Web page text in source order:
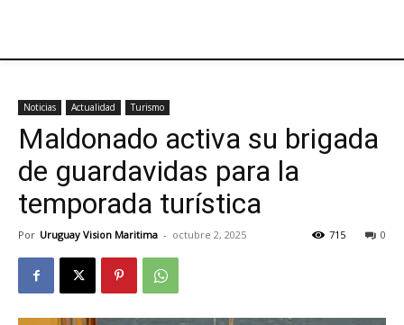
Noticias Actualidad Turismo
Maldonado activa su brigada
de guardavidas para la
temporada turística
Por Uruguay Vision Maritima - octubre 2, 2025 0
715